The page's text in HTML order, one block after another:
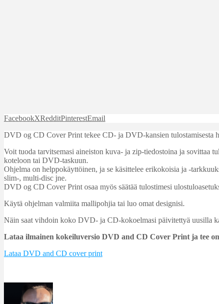
FacebookXRedditPinterestEmail
DVD og CD Cover Print tekee CD- ja DVD-kansien tulostamisesta
Voit tuoda tarvitsemasi aineiston kuva- ja zip-tiedostoina ja
koteloon tai DVD-taskuun.
Ohjelma on helppokäyttöinen, ja se käsittelee erikokoisia ja -
slim-, multi-disc jne.
DVD og CD Cover Print osaa myös säätää tulostimesi
Käytä ohjelman valmiita mallipohjia tai luo omat designisi.
Näin saat vihdoin koko DVD- ja CD-kokoelmasi päivitettyä uusilla
Lataa ilmainen kokeiluversio DVD and CD Cover Print ja tee
Lataa DVD and CD cover print